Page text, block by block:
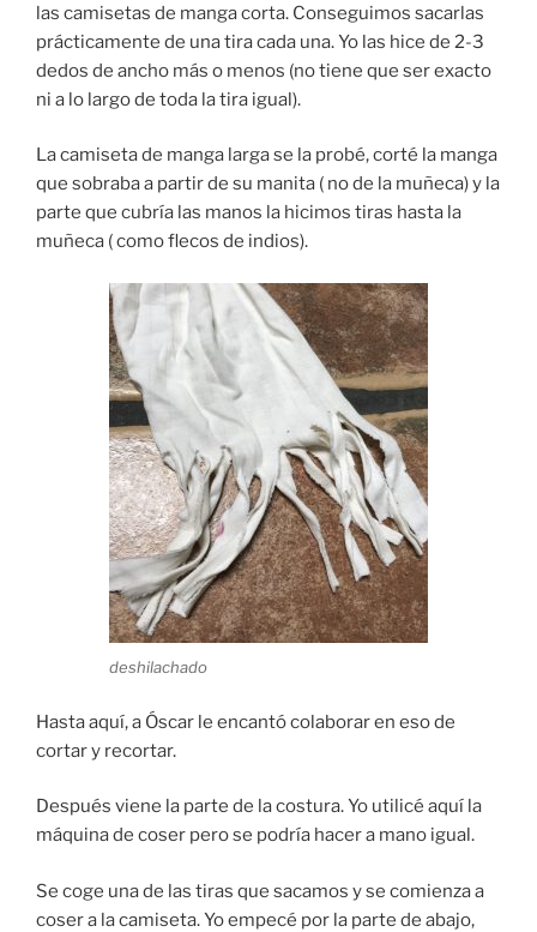
las camisetas de manga corta. Conseguimos sacarlas
prácticamente de una tira cada una. Yo las hice de 2-3
dedos de ancho más o menos (no tiene que ser exacto
ni a lo largo de toda la tira igual).
La camiseta de manga larga se la probé, corté la manga
que sobraba a partir de su manita ( no de la muñeca) y la
parte que cubría las manos la hicimos tiras hasta la
muñeca ( como flecos de indios).
deshilachado
Hasta aquí, a Óscar le encantó colaborar en eso de
cortar y recortar.
Después viene la parte de la costura. Yo utilicé aquí la
máquina de coser pero se podría hacer a mano igual.
Se coge una de las tiras que sacamos y se comienza a
coser a la camiseta. Yo empecé por la parte de abajo,